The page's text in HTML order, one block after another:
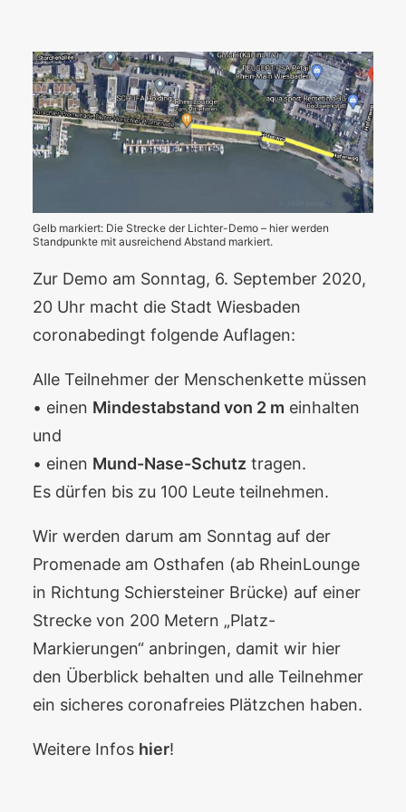
Gelb markiert: Die Strecke der Lichter-Demo – hier werden
Standpunkte mit ausreichend Abstand markiert.
Zur Demo am Sonntag, 6. September 2020,
20 Uhr macht die Stadt Wiesbaden
coronabedingt folgende Auflagen:
Alle Teilnehmer der Menschenkette müssen
• einen Mindestabstand von 2 m einhalten
und
• einen Mund-Nase-Schutz tragen.
Es dürfen bis zu 100 Leute teilnehmen.
Wir werden darum am Sonntag auf der
Promenade am Osthafen (ab RheinLounge
in Richtung Schiersteiner Brücke) auf einer
Strecke von 200 Metern „Platz-
Markierungen“ anbringen, damit wir hier
den Überblick behalten und alle Teilnehmer
ein sicheres coronafreies Plätzchen haben.
Weitere Infos hier!